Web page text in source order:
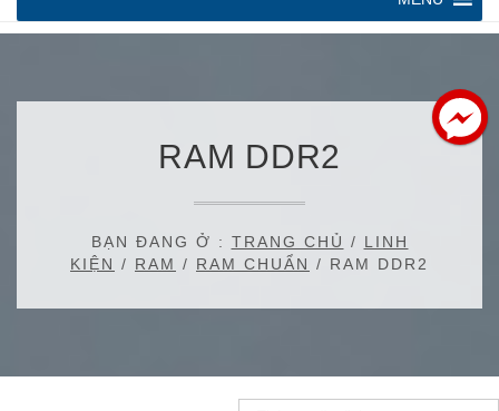
RAM DDR2
BẠN ĐANG Ở : TRANG CHỦ / LINH
KIỆN / RAM / RAM CHUẨN / RAM DDR2